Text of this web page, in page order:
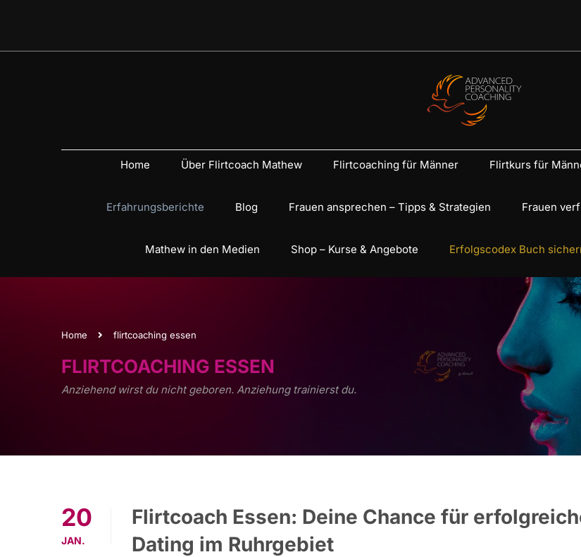
Home Über Flirtcoach Mathew Flirtcoaching für Männer Flirtkurs für
Erfahrungsberichte Blog Frauen ansprechen – Tipps & Strategien Frauen
Mathew in den Medien Shop – Kurse & Angebote Erfolgscodex Buch
Home flirtcoaching essen
FLIRTCOACHING ESSEN
Anziehend wirst du nicht geboren. Anziehung trainierst du.
20
JAN.
Flirtcoach Essen: Deine Chance für
Dating im Ruhrgebiet